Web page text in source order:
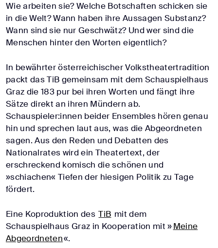
Wie arbeiten sie? Welche Botschaften schicken sie
in die Welt? Wann haben ihre Aussagen Substanz?
Wann sind sie nur Geschwätz? Und wer sind die
Menschen hinter den Worten eigentlich?
In bewährter österreichischer Volkstheatertradition
packt das TiB gemeinsam mit dem Schauspielhaus
Graz die 183 pur bei ihren Worten und fängt ihre
Sätze direkt an ihren Mündern ab.
Schauspieler:innen beider Ensembles hören genau
hin und sprechen laut aus, was die Abgeordneten
sagen. Aus den Reden und Debatten des
Nationalrates wird ein Theatertext, der
erschreckend komisch die schönen und
»schiachen« Tiefen der hiesigen Politik zu Tage
fördert.
Eine Koproduktion des TiB mit dem
Schauspielhaus Graz in Kooperation mit »Meine
Abgeordneten«.